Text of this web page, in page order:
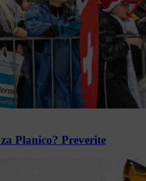
Planico? Preverite